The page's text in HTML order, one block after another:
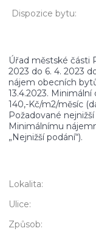
Dispozice bytu:
Úřad městské části
2023 do 6. 4. 2023
nájem obecních
13.4.2023.
140,-Kč/m2/měsíc
Požadované
Minimálnímu
„Nejnižší podání“).
Lokalita:
Ulice:
Způsob: